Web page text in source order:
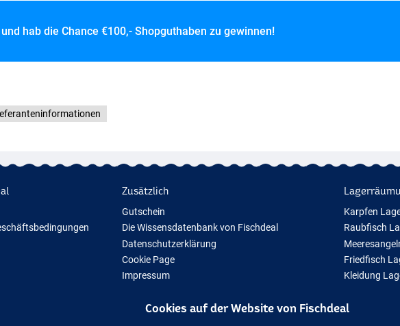
hab die Chance €100,- Shopguthaben zu gewinnen!
Zusätzlich
Gutschein
Die Wissensdatenbank von Fischdeal
Datenschutzerklärung
Cookie Page
Impressum
Neue Angelausrüstung
Karpfen
Raubfisch
Friedfisch
Kleidung
Cookies auf der Website von Fischdeal